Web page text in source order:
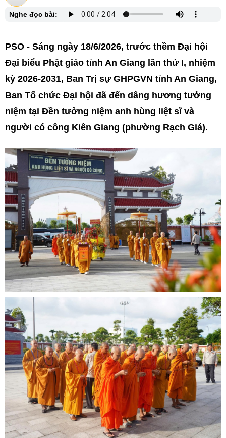
Nghe đọc bài:
PSO - Sáng ngày 18/6/2026, trước thềm Đại hội
Đại biểu Phật giáo tỉnh An Giang lần thứ I, nhiệm
kỳ 2026-2031, Ban Trị sự GHPGVN tỉnh An Giang,
Ban Tổ chức Đại hội đã đến dâng hương tưởng
niệm tại Đền tưởng niệm anh hùng liệt sĩ và
người có công Kiên Giang (phường Rạch Giá).